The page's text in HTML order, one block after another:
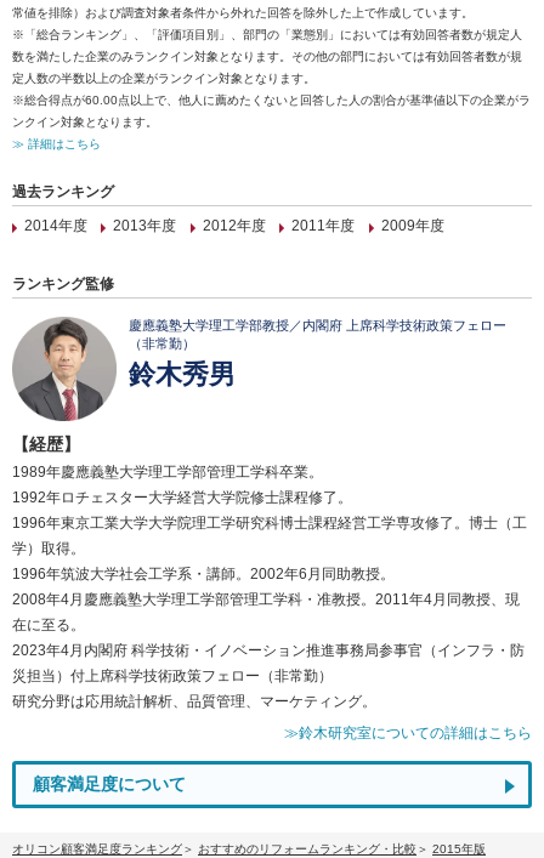
常値を排除）および調査対象者条件から外れた回答を除外した上で作成しています。
※「総合ランキング」、「評価項目別」、部門の「業態別」においては有効回答者数が規定人
数を満たした企業のみランクイン対象となります。その他の部門においては有効回答者数が規
定人数の半数以上の企業がランクイン対象となります。
※総合得点が60.00点以上で、他人に薦めたくないと回答した人の割合が基準値以下の企業がラ
ンクイン対象となります。
≫ 詳細はこちら
過去ランキング
2014年度
2013年度 2012年度 2011年度 2009年度
ランキング監修
慶應義塾大学理工学部教授／内閣府 上席科学技術政策フェロー
（非常勤）
鈴木秀男
【経歴】
1989年慶應義塾大学理工学部管理工学科卒業。
1992年ロチェスター大学経営大学院修士課程修了。
1996年東京工業大学大学院理工学研究科博士課程経営工学専攻修了。博士（工
学）取得。
1996年筑波大学社会工学系・講師。2002年6月同助教授。
2008年4月慶應義塾大学理工学部管理工学科・准教授。2011年4月同教授、現
在に至る。
2023年4月内閣府 科学技術・イノベーション推進事務局参事官（インフラ・防
災担当）付上席科学技術政策フェロー（非常勤）
研究分野は応用統計解析、品質管理、マーケティング。
≫鈴木研究室についての詳細はこちら
顧客満足度について
オリコン顧客満足度ランキング おすすめのリフォームランキング・比較
2015年版